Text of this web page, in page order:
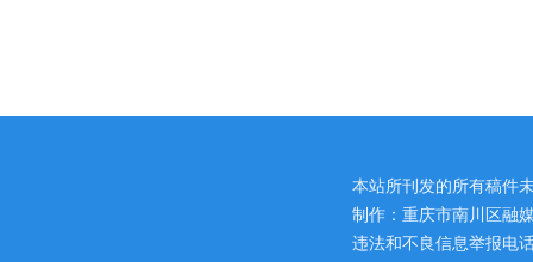
本站所刊发的所有稿件
制作：重庆市南川区融
违法和不良信息举报电